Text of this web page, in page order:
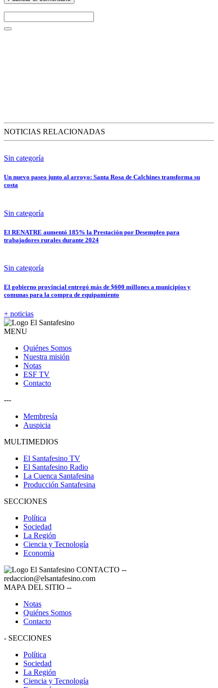
NOTICIAS RELACIONADAS
Sin categoría
Un nuevo paseo junto al arroyo: Santa Rosa de Calchines transforma su
costa
Sin categoría
El RENATRE aumentó 185% la Prestación por Desempleo para
trabajadores rurales durante 2024
Sin categoría
El gobierno provincial entregó más de $600 millones a municipios y
comunas para la compra de equipamiento
+ noticias
MENU
Quiénes Somos
Nuestra misión
Notas
ESF TV
Contacto
---
Membresía
Auspicia
MULTIMEDIOS
El Santafesino TV
El Santafesino Radio
La Cuenca Santafesina
Producción Santafesina
SECCIONES
Política
Sociedad
La Región
Ciencia y Tecnología
Economía
CONTACTO --
redaccion@elsantafesino.com
MAPA DEL SITIO --
Notas
Quiénes Somos
Contacto
- SECCIONES
Política
Sociedad
La Región
Ciencia y Tecnología